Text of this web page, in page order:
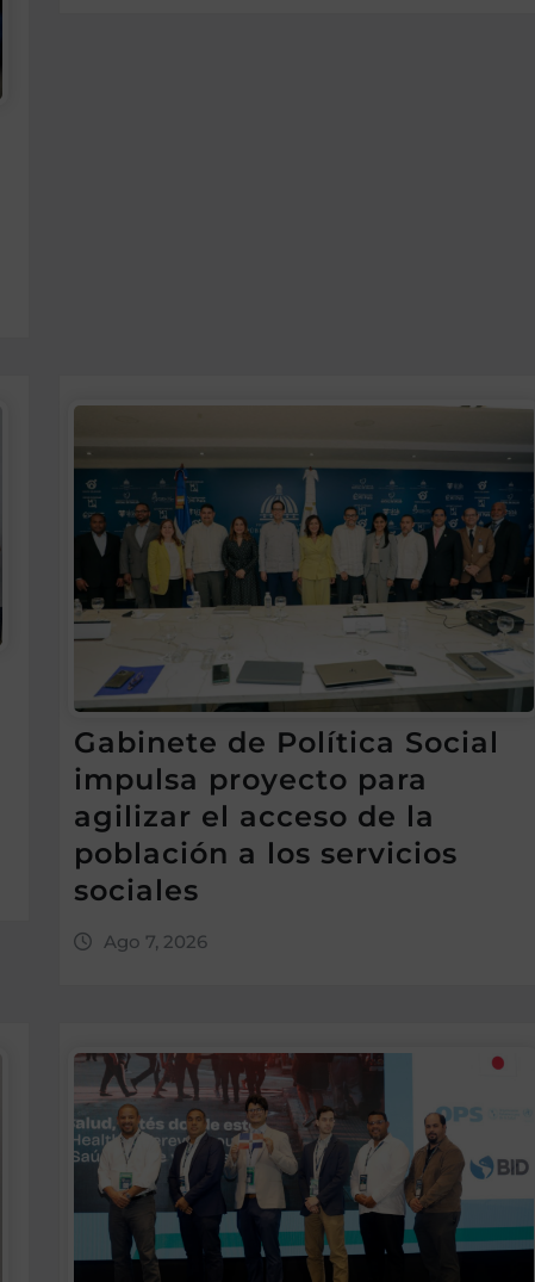
Gabinete de Política Social
impulsa proyecto para
agilizar el acceso de la
población a los servicios
sociales
Ago 7, 2026